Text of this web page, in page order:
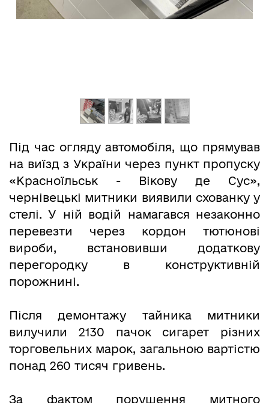
Під час огляду автомобіля, що прямував
на виїзд з України через пункт пропуску
«Красноїльськ - Вікову де Сус»,
чернівецькі митники виявили схованку у
стелі. У ній водій намагався незаконно
перевезти через кордон тютюнові
вироби, встановивши додаткову
перегородку в конструктивній
порожнині.
Після демонтажу тайника митники
вилучили 2130 пачок сигарет різних
торговельних марок, загальною вартістю
понад 260 тисяч гривень.
За фактом порушення митного